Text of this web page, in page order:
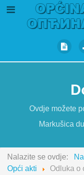
Ovdje možete
Markušica
Nalazite se ovdje:
Opći akti
Odluka o